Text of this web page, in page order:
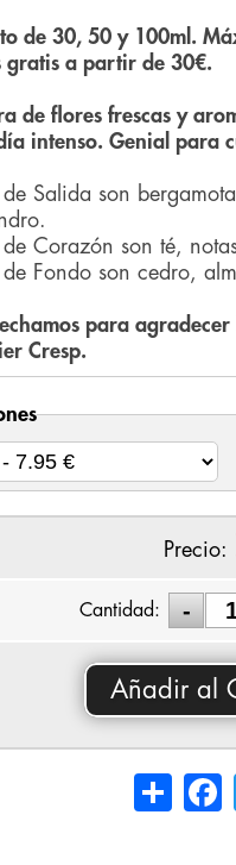
de 30, 50 y 100ml.
gratis a partir de 30€.
de flores frescas y
intenso. Genial para
de Salida son
de Corazón son té,
de Fondo son cedro,
para
Cresp.
Precio:
Cantidad:
Añadir al
Share